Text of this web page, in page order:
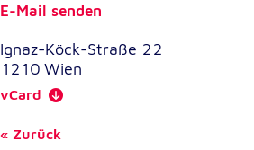
E-Mail senden
Ignaz-Köck-Straße 22
1210 Wien
vCard
Zurück